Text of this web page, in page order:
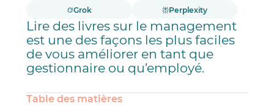
Grok
Perplexity
Lire des livres sur le management
est une des façons les plus faciles
de vous améliorer en tant que
gestionnaire ou qu’employé.
Table des matières